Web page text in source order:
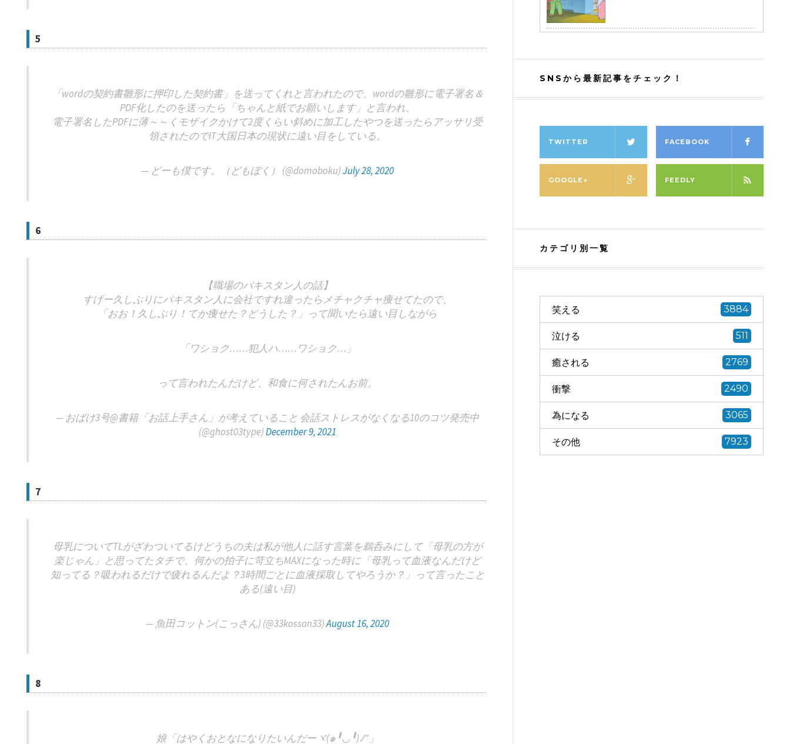
5
「wordの契約書雛形に押印した契約書」を送ってくれと言われたので、wordの雛形に電子署名＆
PDF化したのを送ったら「ちゃんと紙でお願いします」と言われ、
電子署名したPDFに薄～～くモザイクかけて2度くらい斜めに加工したやつを送ったらアッサリ受
領されたのでIT大国日本の現状に遠い目をしている。
— どーも僕です。（どもぼく） (@domoboku)July 28, 2020
6
【職場のパキスタン人の話】
すげー久しぶりにパキスタン人に会社ですれ違ったらメチャクチャ痩せてたので、
「おお！久しぶり！てか痩せた？どうした？」って聞いたら遠い目しながら
「ワショク……犯人ハ……ワショク…」
って言われたんだけど、和食に何されたんお前。
— おばけ3号@書籍「お話上手さん」が考えていること 会話ストレスがなくなる10のコツ発売中
(@ghost03type)December 9, 2021
7
母乳についてTLがざわついてるけどうちの夫は私が他人に話す言葉を鵜呑みにして「母乳の方が
楽じゃん」と思ってたタチで、何かの拍子に苛立ちMAXになった時に「母乳って血液なんだけど
知ってる？吸われるだけで疲れるんだよ？3時間ごとに血液採取してやろうか？」って言ったこと
ある(遠い目)
— 魚田コットン(こっさん) (@33kossan33)August 16, 2020
8
娘「はやくおとなになりたいんだーヾ(๑╹◡╹)ﾉ"」
SNSから最新記事をチェック！
TWITTER FACEBOOK
GOOGLE+ FEEDLY
カテゴリ別一覧
笑える 3884
泣ける 511
癒される 2769
衝撃 2490
為になる 3065
その他 7923